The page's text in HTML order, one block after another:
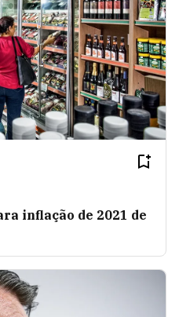
inflação de 2021 de